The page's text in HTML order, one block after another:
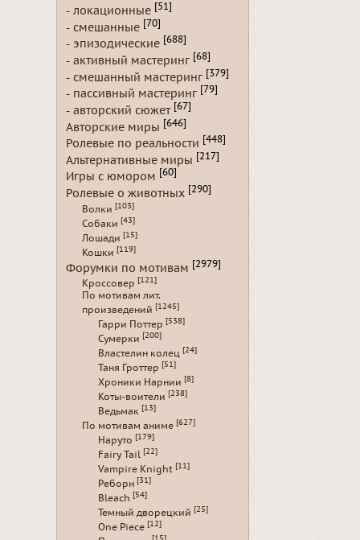
- локационные [51]
- смешанные [70]
- эпизодические [688]
- активный мастеринг [68]
- смешанный мастеринг [379]
- пассивный мастеринг [79]
- авторский сюжет [67]
Авторские миры [646]
Ролевые по реальности [448]
Альтернативные миры [217]
Игры с юмором [60]
Ролевые о животных [290]
Волки [103]
Собаки [43]
Лошади [15]
Кошки [119]
Форумки по мотивам [2979]
Кроссовер [121]
По мотивам лит.
произведений [1245]
Гарри Поттер [538]
Сумерки [200]
Властелин колец [24]
Таня Гроттер [51]
Хроники Нарнии [8]
Коты-воители [238]
Ведьмак [13]
По мотивам аниме [627]
Наруто [179]
Fairy Tail [22]
Vampire Knight [11]
Реборн [31]
Bleach [54]
Темный дворецкий [25]
One Piece [12]